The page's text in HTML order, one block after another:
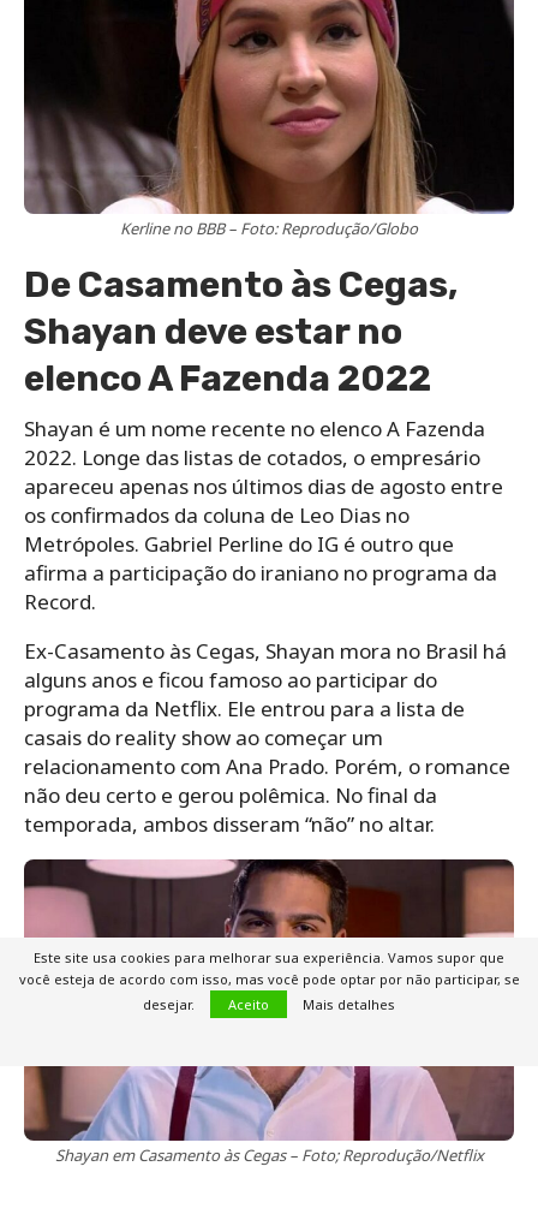
Kerline no BBB – Foto: Reprodução/Globo
De Casamento às Cegas,
Shayan deve estar no
elenco A Fazenda 2022
Shayan é um nome recente no elenco A Fazenda
2022. Longe das listas de cotados, o empresário
apareceu apenas nos últimos dias de agosto entre
os confirmados da coluna de Leo Dias no
Metrópoles. Gabriel Perline do IG é outro que
afirma a participação do iraniano no programa da
Record.
Ex-Casamento às Cegas, Shayan mora no Brasil há
alguns anos e ficou famoso ao participar do
programa da Netflix. Ele entrou para a lista de
casais do reality show ao começar um
relacionamento com Ana Prado. Porém, o romance
não deu certo e gerou polêmica. No final da
temporada, ambos disseram “não” no altar.
Shayan em Casamento às Cegas – Foto; Reprodução/Netflix
Este site usa cookies para melhorar sua experiência. Vamos supor que
você esteja de acordo com isso, mas você pode optar por não participar, se
desejar.
Aceito Mais detalhes